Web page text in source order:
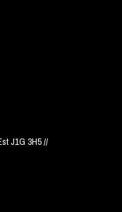
J1G 3H5 //